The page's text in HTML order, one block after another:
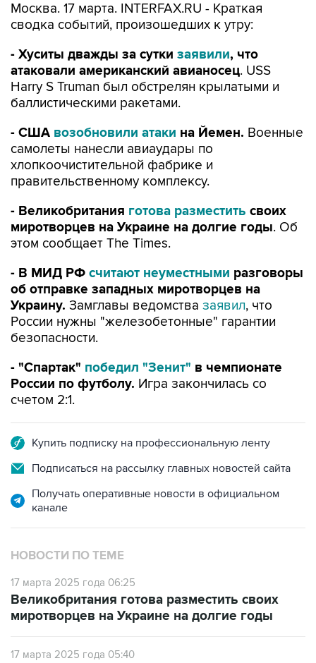
Москва. 17 марта. INTERFAX.RU - Краткая
сводка событий, произошедших к утру:
- Хуситы дважды за сутки заявили, что
атаковали американский авианосец. USS
Harry S Truman был обстрелян крылатыми и
баллистическими ракетами.
- США возобновили атаки на Йемен. Военные
самолеты нанесли авиаудары по
хлопкоочистительной фабрике и
правительственному комплексу.
- Великобритания готова разместить своих
миротворцев на Украине на долгие годы. Об
этом сообщает The Times.
- В МИД РФ считают неуместными разговоры
об отправке западных миротворцев на
Украину. Замглавы ведомства заявил, что
России нужны "железобетонные" гарантии
безопасности.
- "Спартак" победил "Зенит" в чемпионате
России по футболу. Игра закончилась со
счетом 2:1.
Купить подписку на профессиональную ленту
Подписаться на рассылку главных новостей сайта
Получать оперативные новости в официальном
канале
НОВОСТИ ПО ТЕМЕ
17 марта 2025 года 06:25
Великобритания готова разместить своих
миротворцев на Украине на долгие годы
17 марта 2025 года 05:40